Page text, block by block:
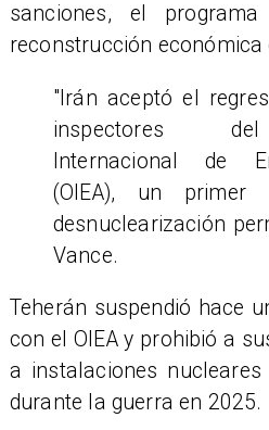
sanciones, el
reconstrucción económica
"Irán aceptó el
inspectores
Internacional de
(OIEA), un
desnuclearización
Vance.
Teherán suspendió hace
con el OIEA y prohibió a
a instalaciones
durante la guerra en 2025.